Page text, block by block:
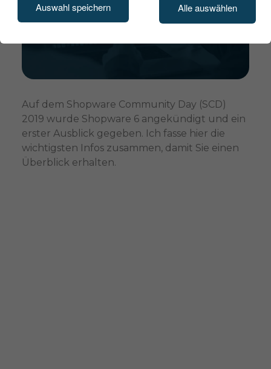
Auf dem Shopware Community Day (SCD)
2019 wurde Shopware 6 angekündigt und ein
erster Ausblick gegeben. Ich fasse hier die
wichtigsten Infos zusammen, damit Sie einen
Überblick erhalten.
Auswahl speichern Alle auswählen